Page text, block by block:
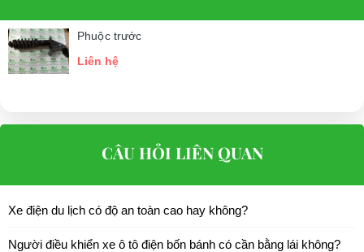
Phuộc trước
Liên hệ
CÂU HỎI LIÊN QUAN
Xe điện du lịch có độ an toàn cao hay không?
Người điều khiển xe ô tô điện bốn bánh có cần bằng lái không?